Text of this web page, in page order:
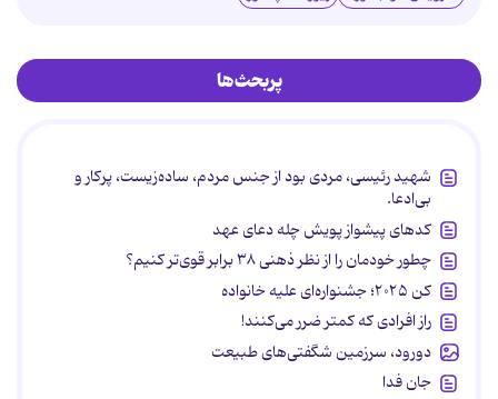
پربحث‌ها
شهید رئیسی، مردی بود از جنس مردم، ساده‌زیست، پرکار و
بی‌ادعا.
کدهای پیشواز پویش چله دعای عهد
چطور خودمان را از نظر ذهنی ۳۸ برابر قوی‌تر کنیم؟
کن ۲۰۲۵؛ جشنواره‌ای علیه خانواده
راز افرادی که کمتر ضرر می‌کنند!
دورود، سرزمین شگفتی‌های طبیعت
جان فدا